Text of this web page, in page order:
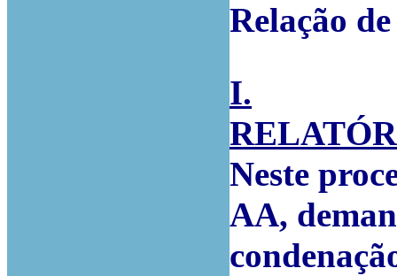
Relação
I.
Neste
AA,